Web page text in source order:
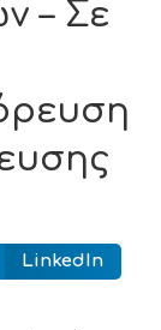
– Σε
LinkedIn